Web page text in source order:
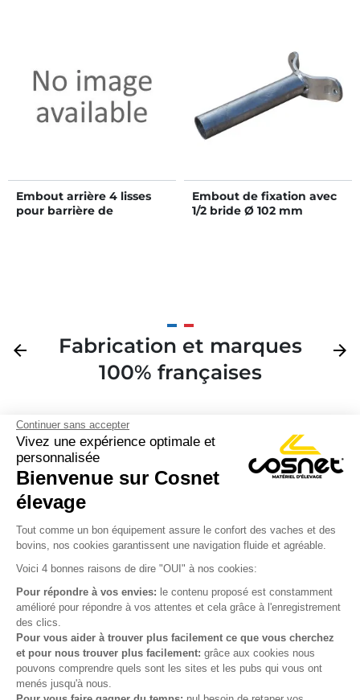
Continuer sans accepter
Vivez une expérience optimale et
personnalisée
Bienvenue sur Cosnet
élevage
Tout comme un bon équipement assure le confort des vaches et des
bovins, nos cookies garantissent une navigation fluide et agréable.
Voici 4 bonnes raisons de dire "OUI" à nos cookies:
Pour répondre à vos envies: le contenu proposé est constamment
amélioré pour répondre à vos attentes et cela grâce à l'enregistrement
des clics.
Pour vous aider à trouver plus facilement ce que vous cherchez
et pour nous trouver plus facilement: grâce aux cookies nous
pouvons comprendre quels sont les sites et les pubs qui vous ont
menés jusqu'à nous.
Embout arrière 4 lisses
pour barrière de
Embout de fixation avec
1/2 bride Ø 102 mm
Précédent
arrow_back
Fabrication et marques
100% françaises
arrow_forward
Produits
Notre société
Votre compte